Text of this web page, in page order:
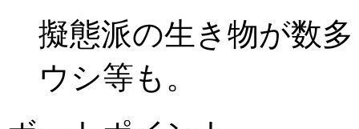
擬態派の生き物が数
ウシ等も。